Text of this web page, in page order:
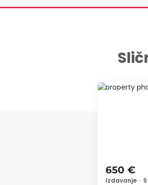
ID 73062
650 €
Izdavanje •